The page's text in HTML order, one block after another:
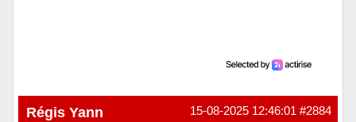
#2884
15-08-2025 12:46:01
Régis Yann